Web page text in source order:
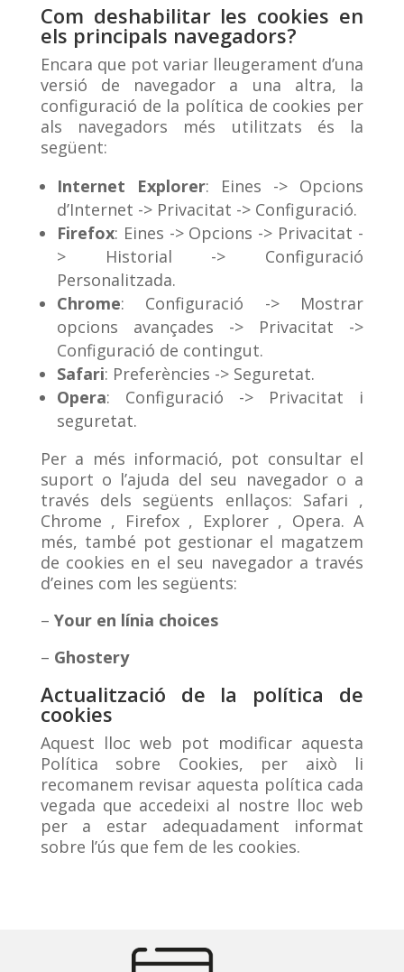
Com deshabilitar les cookies en
els principals navegadors?
Encara que pot variar lleugerament d’una
versió de navegador a una altra, la
configuració de la política de cookies per
als navegadors més utilitzats és la
següent:
Internet Explorer: Eines -> Opcions
d’Internet -> Privacitat -> Configuració.
Firefox: Eines -> Opcions -> Privacitat -
> Historial -> Configuració
Personalitzada.
Chrome: Configuració -> Mostrar
opcions avançades -> Privacitat ->
Configuració de contingut.
Safari: Preferències -> Seguretat.
Opera: Configuració -> Privacitat i
seguretat.
Per a més informació, pot consultar el
suport o l’ajuda del seu navegador o a
través dels següents enllaços: Safari ,
Chrome , Firefox , Explorer , Opera. A
més, també pot gestionar el magatzem
de cookies en el seu navegador a través
d’eines com les següents:
– Your en línia choices
– Ghostery
Actualització de la política de
cookies
Aquest lloc web pot modificar aquesta
Política sobre Cookies, per això li
recomanem revisar aquesta política cada
vegada que accedeixi al nostre lloc web
per a estar adequadament informat
sobre l’ús que fem de les cookies.